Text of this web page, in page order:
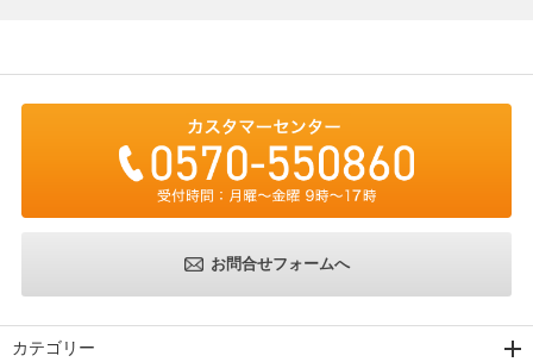
お問合せフォームへ
カテゴリー